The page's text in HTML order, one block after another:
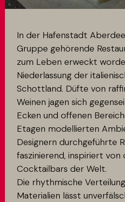
SUCHEN
RESERVIERTER BEREICH
In der Hafenstadt
Gruppe gehörende
zum Leben erweckt
Niederlassung der
Schottland. Düfte von
Weinen jagen sich
Ecken und offenen
Etagen modellierten
Designern durchgeführte
faszinierend, inspiriert von
Cocktailbars der Welt.
Die rhythmische
Materialien lässt